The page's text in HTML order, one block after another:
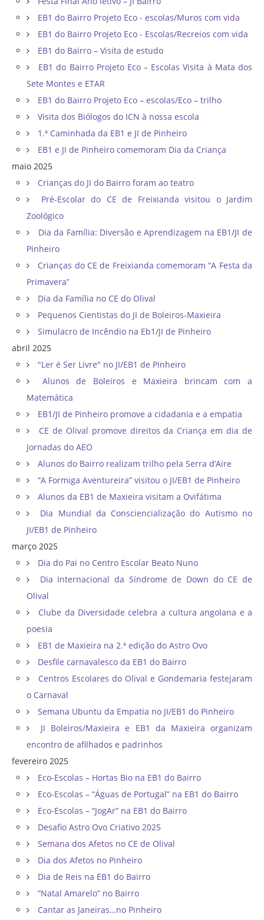
EB1 do Bairro Projeto Eco - escolas/Muros com vida
EB1 do Bairro Projeto Eco - Escolas/Recreios com vida
EB1 do Bairro – Visita de estudo
EB1 do Bairro Projeto Eco – Escolas Visita à Mata dos
Sete Montes e ETAR
EB1 do Bairro Projeto Eco – escolas/Eco – trilho
Visita dos Biólogos do ICN à nossa escola
1.ª Caminhada da EB1 e JI de Pinheiro
EB1 e JI de Pinheiro comemoram Dia da Criança
maio 2025
Crianças do JI do Bairro foram ao teatro
Pré-Escolar do CE de Freixianda visitou o Jardim
Zoológico
Dia da Família: Diversão e Aprendizagem na EB1/JI de
Pinheiro
Crianças do CE de Freixianda comemoram “A Festa da
Primavera”
Dia da Família no CE do Olival
Pequenos Cientistas do JI de Boleiros-Maxieira
Simulacro de Incêndio na Eb1/JI de Pinheiro
abril 2025
"Ler é Ser Livre" no JI/EB1 de Pinheiro
Alunos de Boleiros e Maxieira brincam com a
Matemática
EB1/JI de Pinheiro promove a cidadania e a empatia
CE de Olival promove direitos da Criança em dia de
Jornadas do AEO
Alunos do Bairro realizam trilho pela Serra d’Aire
“A Formiga Aventureira” visitou o JI/EB1 de Pinheiro
Alunos da EB1 de Maxieira visitam a Ovifátima
Dia Mundial da Consciencialização do Autismo no
JI/EB1 de Pinheiro
março 2025
Dia do Pai no Centro Escolar Beato Nuno
Dia Internacional da Síndrome de Down do CE de
Olival
Clube da Diversidade celebra a cultura angolana e a
poesia
EB1 de Maxieira na 2.ª edição do Astro Ovo
Desfile carnavalesco da EB1 do Bairro
Centros Escolares do Olival e Gondemaria festejaram
o Carnaval
Semana Ubuntu da Empatia no JI/EB1 do Pinheiro
JI Boleiros/Maxieira e EB1 da Maxieira organizam
encontro de afilhados e padrinhos
fevereiro 2025
Eco-Escolas – Hortas Bio na EB1 do Bairro
Eco-Escolas – “Águas de Portugal” na EB1 do Bairro
Eco-Escolas – “JogAr” na EB1 do Bairro
Desafio Astro Ovo Criativo 2025
Semana dos Afetos no CE de Olival
Dia dos Afetos no Pinheiro
Dia de Reis na EB1 do Bairro
“Natal Amarelo” no Bairro
Cantar as Janeiras…no Pinheiro